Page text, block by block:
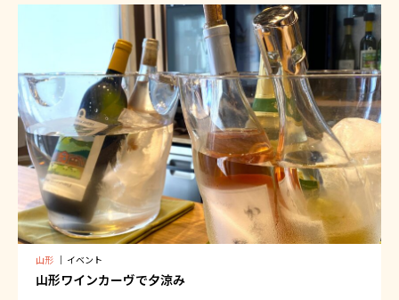
山形 ｜ イベント
山形ワインカーヴで夕涼み